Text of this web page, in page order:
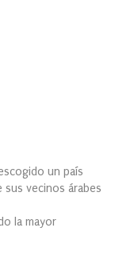
un país
vecinos árabes
la mayor